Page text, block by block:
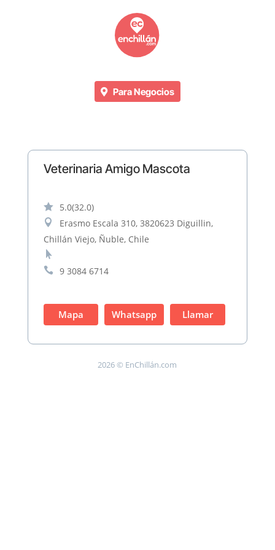
Para Negocios
Veterinaria Amigo Mascota
 5.0(32.0)

Erasmo Escala 310, 3820623 Diguillin,
Chillán Viejo, Ñuble, Chile


9 3084 6714
Mapa Whatsapp Llamar
2026 © EnChillán.com